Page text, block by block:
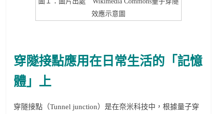
效應示意圖
穿隧接點應用在日常生活的「記憶
體」上
穿隧接點（Tunnel junction）是在奈米科技中，根據量子穿